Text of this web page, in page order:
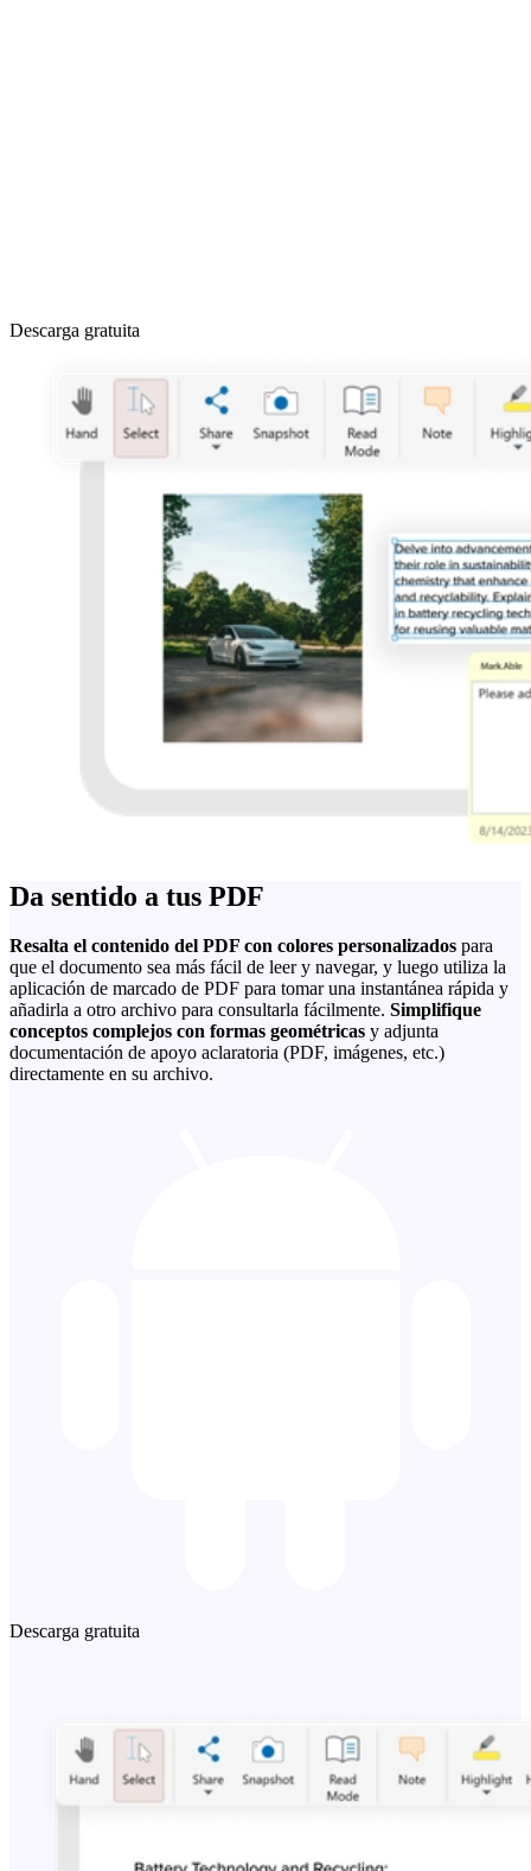
Descarga gratuita
Da sentido a tus PDF
Resalta el contenido del PDF con colores personalizados para
que el documento sea más fácil de leer y navegar, y luego utiliza la
aplicación de marcado de PDF para tomar una instantánea rápida y
añadirla a otro archivo para consultarla fácilmente. Simplifique
conceptos complejos con formas geométricas y adjunta
documentación de apoyo aclaratoria (PDF, imágenes, etc.)
directamente en su archivo.
Descarga gratuita